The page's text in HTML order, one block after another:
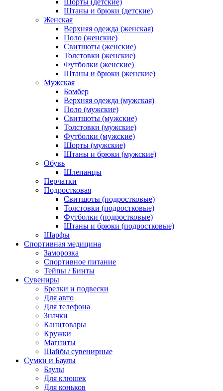
Штаны и брюки (детские)
Женская
Верхняя одежда (женская)
Поло (женские)
Свитшоты (женские)
Толстовки (женские)
Футболки (женские)
Штаны и брюки (женские)
Мужская
Бомбер
Верхняя одежда (мужская)
Поло (мужские)
Свитшоты (мужские)
Толстовки (мужские)
Футболки (мужские)
Шорты (мужские)
Штаны и брюки (мужские)
Обувь
Шлепанцы
Перчатки
Подростковая
Свитшоты (подростковые)
Толстовки (подростковые)
Футболки (подростковые)
Штаны и брюки (подростковые)
Шарфы
Спортивная медицина
Заморозка
Спортивное питание
Тейпы / Бинты
Сувениры
Брелки и подвески
Для авто
Для телефона
Значки
Канцтовары
Кружки
Магниты
Шайбы сувенирные
Сумки и Баулы
Баулы
Для клюшек
Для коньков